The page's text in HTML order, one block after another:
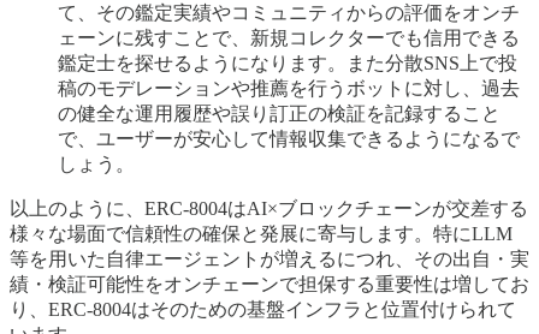
て、その鑑定実績やコミュニティからの評価をオンチ
ェーンに残すことで、新規コレクターでも信用できる
鑑定士を探せるようになります。また分散SNS上で投
稿のモデレーションや推薦を行うボットに対し、過去
の健全な運用履歴や誤り訂正の検証を記録すること
で、ユーザーが安心して情報収集できるようになるで
しょう。
以上のように、ERC-8004はAI×ブロックチェーンが交差する
様々な場面で信頼性の確保と発展に寄与します。特にLLM
等を用いた自律エージェントが増えるにつれ、その出自・実
績・検証可能性をオンチェーンで担保する重要性は増してお
り、ERC-8004はそのための基盤インフラと位置付けられて